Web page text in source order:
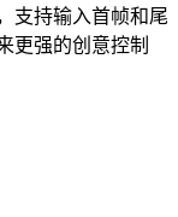
支持输入首帧和尾
更强的创意控制